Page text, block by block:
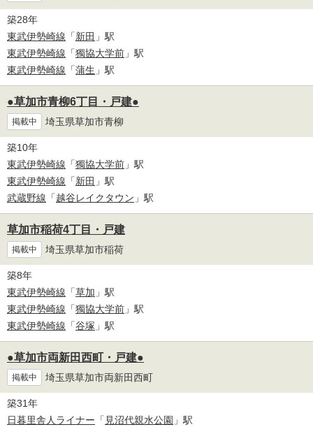
築28年
東武伊勢崎線 「新田 」駅
東武伊勢崎線 「獨協大学前 」駅
東武伊勢崎線 「蒲生 」駅
●草加市青柳6丁目・戸建●
掲載中 埼玉県草加市青柳
築10年
東武伊勢崎線 「獨協大学前 」駅
東武伊勢崎線 「新田 」駅
武蔵野線 「越谷レイクタウン 」駅
草加市稲荷4丁目・戸建
掲載中 埼玉県草加市稲荷
築8年
東武伊勢崎線 「草加 」駅
東武伊勢崎線 「獨協大学前 」駅
東武伊勢崎線 「谷塚 」駅
●草加市両新田西町・戸建●
掲載中 埼玉県草加市両新田西町
築31年
日暮里舎人ライナー 「 見沼代親水公園 」駅